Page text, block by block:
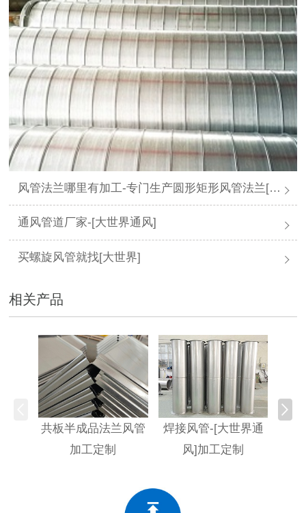
风管法兰哪里有加工-专门生产圆形矩形风管法兰[大世界通风]
通风管道厂家-[大世界通风]
买螺旋风管就找[大世界]
相关产品
共板半成品法兰风管
加工定制
焊接风管-[大世界通
风]加工定制